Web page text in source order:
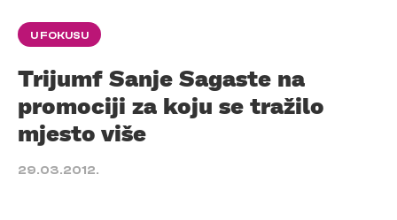
U FOKUSU
Trijumf Sanje Sagaste na
promociji za koju se tražilo
mjesto više
29.03.2012.